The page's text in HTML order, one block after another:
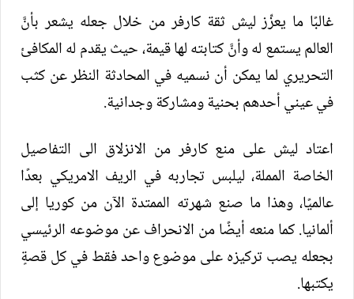
غالبًا ما يعزِّز ليش ثقة كارفر من خلال جعله يشعر بأنَّ
العالم يستمع له وأنَّ كتابته لها قيمة، حيث يقدم له المكافئ
التحريري لما يمكن أن نسميه في المحادثة النظر عن كثب
في عيني أحدهم بحنية ومشاركة وجدانية.
اعتاد ليش على منع كارفر من الانزلاق الى التفاصيل
الخاصة المملة، ليلبس تجاربه في الريف الامريكي بعدًا
عالميًا، وهذا ما صنع شهرته الممتدة الآن من كوريا إلى
ألمانيا. كما منعه أيضًا من الانحراف عن موضوعه الرئيسي
بجعله يصب تركيزه على موضوع واحد فقط في كل قصةٍ
يكتبها.